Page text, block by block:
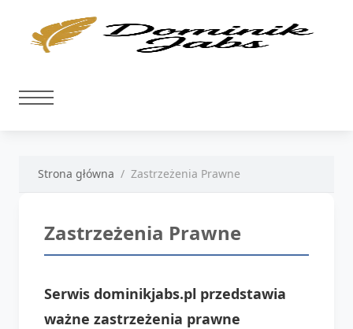
Strona główna Zastrzeżenia Prawne
Zastrzeżenia Prawne
Serwis dominikjabs.pl przedstawia
ważne zastrzeżenia prawne